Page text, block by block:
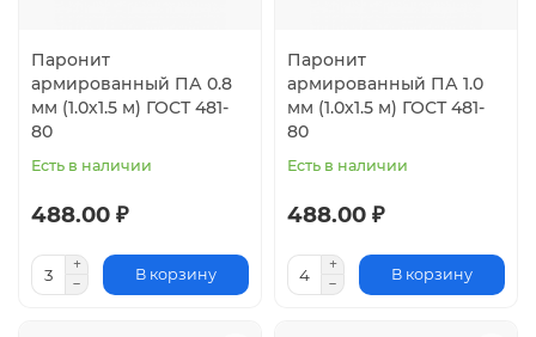
Паронит
армированный ПА 0.8
мм (1.0х1.5 м) ГОСТ 481-
80
Есть в наличии
488.00 ₽
В корзину
Паронит
армированный ПА 1.0
мм (1.0х1.5 м) ГОСТ 481-
80
Есть в наличии
488.00 ₽
В корзину